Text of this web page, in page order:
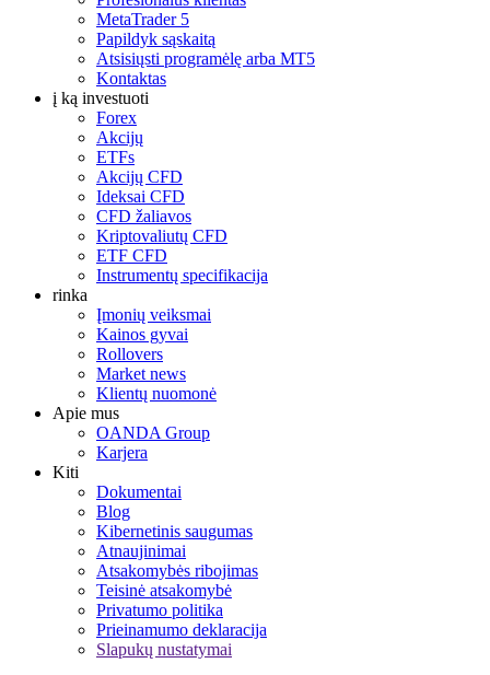
MetaTrader 5
Papildyk sąskaitą
Atsisiųsti programėlę arba MT5
Kontaktas
į ką investuoti
Forex
Akcijų
ETFs
Akcijų CFD
Ideksai CFD
CFD žaliavos
Kriptovaliutų CFD
ETF CFD
Instrumentų specifikacija
rinka
Įmonių veiksmai
Kainos gyvai
Rollovers
Market news
Klientų nuomonė
Apie mus
OANDA Group
Karjera
Kiti
Dokumentai
Blog
Kibernetinis saugumas
Atnaujinimai
Atsakomybės ribojimas
Teisinė atsakomybė
Privatumo politika
Prieinamumo deklaracija
Slapukų nustatymai